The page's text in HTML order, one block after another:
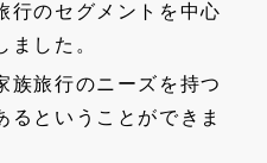
行のセグメントを中心
ました。
族旅行のニーズを持つ
るということができま